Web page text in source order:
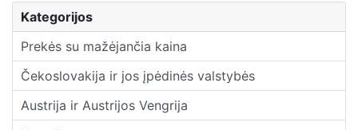
Kategorijos
Prekės su mažėjančia kaina
Čekoslovakija ir jos įpėdinės valstybės
Austrija ir Austrijos Vengrija